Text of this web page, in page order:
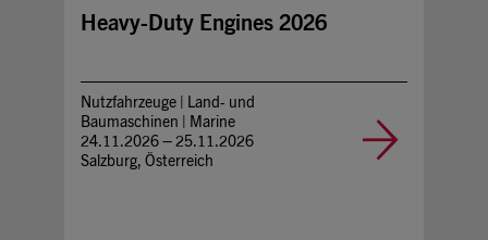
Heavy-Duty Engines 2026
Nutzfahrzeuge | Land- und
Baumaschinen | Marine
24.11.2026 – 25.11.2026
Salzburg, Österreich